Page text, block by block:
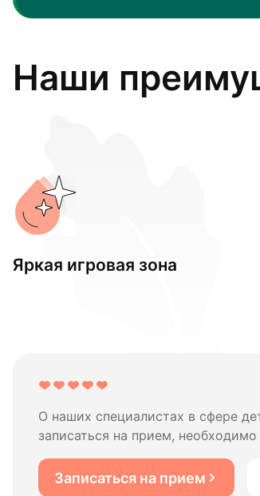
Наши
Яркая игровая зона
О наших специалистах в сфере
записаться на прием,
Записаться на прием